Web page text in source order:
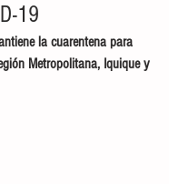
19
la cuarentena para
Metropolitana, Iquique y